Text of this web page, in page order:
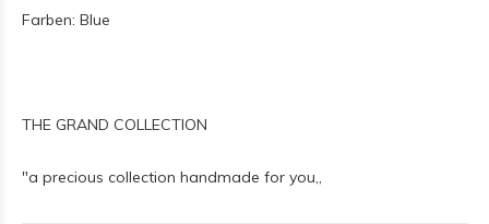
Farben: Blue
THE GRAND COLLECTION
"a precious collection handmade for you,,